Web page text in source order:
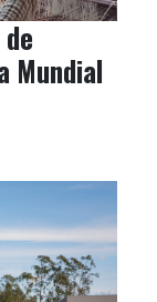
Mundial